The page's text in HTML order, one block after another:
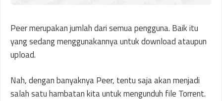
Peer merupakan jumlah dari semua pengguna. Baik itu
yang sedang menggunakannya untuk download ataupun
upload.
Nah, dengan banyaknya Peer, tentu saja akan menjadi
salah satu hambatan kita untuk mengunduh file Torrent.